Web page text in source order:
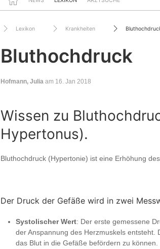
Lexikon Krankheiten
Bluthochdruck
Hofmann, Julia am 16. Jan 2018
Wissen zu
Hypertonus).
Bluthochdruck (Hypertonie) ist eine Erhöhung
Der Druck der Gefäße wird in zwei
Systolischer Wert: Der erste gemessene
der Anspannung des Herzmuskels entsteht.
das Blut in die Gefäße befördern zu